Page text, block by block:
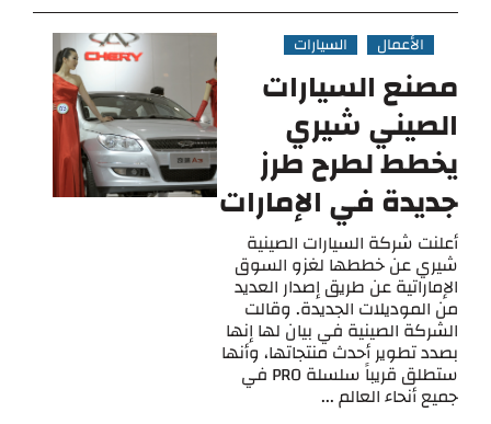
الأعمال السيارات
مصنع السيارات
الصيني شيري
يخطط لطرح طرز
جديدة في الإمارات
أعلنت شركة السيارات الصينية
شيري عن خططها لغزو السوق
الإماراتية عن طريق إصدار العديد
من الموديلات الجديدة. وقالت
الشركة الصينية في بيان لها إنها
بصدد تطوير أحدث منتجاتها، وأنها
ستطلق قريباً سلسلة PRO في
جميع أنحاء العالم ...